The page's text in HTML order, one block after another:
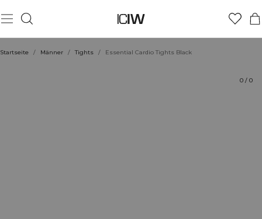
Startseite / Männer / Tights / Essential Cardio Tights Black
0 / 0